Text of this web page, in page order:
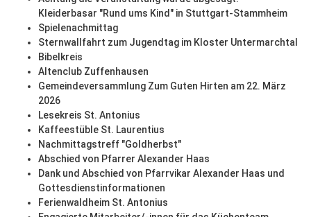
Kleiderbasar "Rund ums Kind" in Stuttgart-Stammheim
Spielenachmittag
Sternwallfahrt zum Jugendtag im Kloster Untermarchtal
Bibelkreis
Altenclub Zuffenhausen
Gemeindeversammlung Zum Guten Hirten am 22. März
2026
Lesekreis St. Antonius
Kaffeestüble St. Laurentius
Nachmittagstreff "Goldherbst"
Abschied von Pfarrer Alexander Haas
Dank und Abschied von Pfarrvikar Alexander Haas und
Gottesdienstinformationen
Ferienwaldheim St. Antonius